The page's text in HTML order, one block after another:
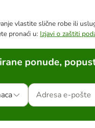
vlastite slične robe ili
pronaći u: Izjavi o zaštiti
ponude,